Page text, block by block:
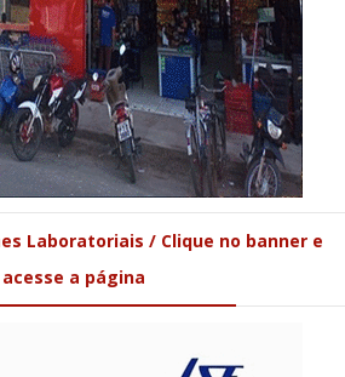
Laboratoriais / Clique no banner e
acesse a página